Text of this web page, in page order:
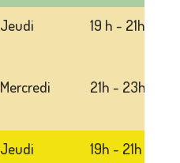
Jeudi 19 h - 21h
Mercredi 21h - 23h
Jeudi 19h - 21h